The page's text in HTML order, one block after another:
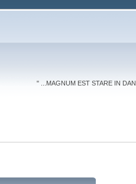
" ...MAGNUM EST STARE IN